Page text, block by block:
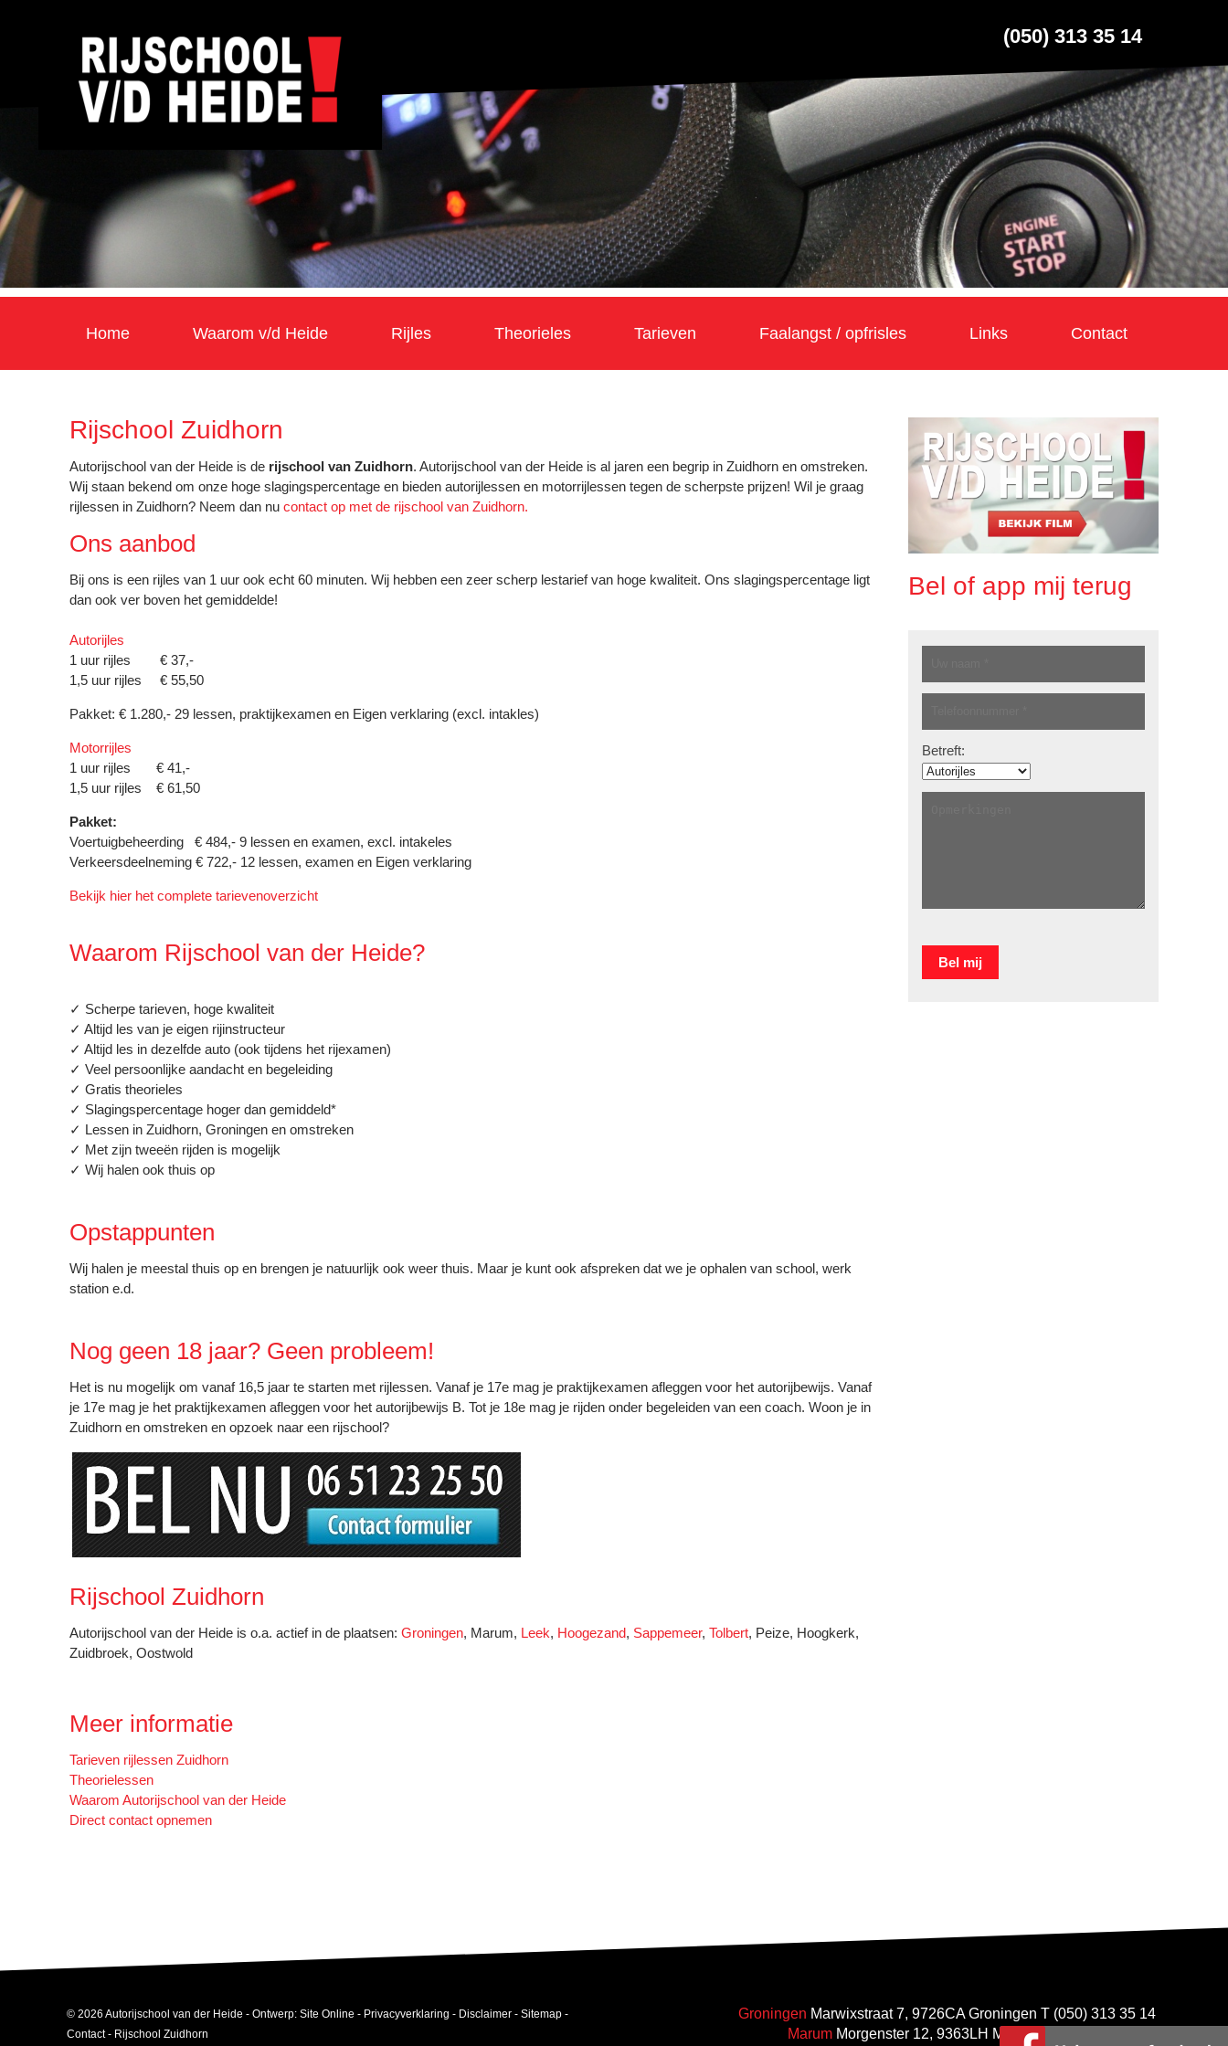
(050) 313 35 14
Home Waarom v/d Heide Rijles Theorieles Tarieven Faalangst / opfrisles Links Contact
Rijschool Zuidhorn
Autorijschool van der Heide is de rijschool van Zuidhorn. Autorijschool van der Heide is al jaren een begrip in Zuidhorn en omstreken.
Wij staan bekend om onze hoge slagingspercentage en bieden autorijlessen en motorrijlessen tegen de scherpste prijzen! Wil je graag
rijlessen in Zuidhorn? Neem dan nu contact op met de rijschool van Zuidhorn.
Ons aanbod
Bij ons is een rijles van 1 uur ook echt 60 minuten. Wij hebben een zeer scherp lestarief van hoge kwaliteit. Ons slagingspercentage ligt
dan ook ver boven het gemiddelde!
Autorijles
1 uur rijles € 37,-
1,5 uur rijles € 55,50
Pakket: € 1.280,- 29 lessen, praktijkexamen en Eigen verklaring (excl. intakles)
Motorrijles
1 uur rijles € 41,-
1,5 uur rijles € 61,50
Pakket:
Voertuigbeheerding € 484,- 9 lessen en examen, excl. intakeles
Verkeersdeelneming € 722,- 12 lessen, examen en Eigen verklaring
Bekijk hier het complete tarievenoverzicht
Waarom Rijschool van der Heide?
✓ Scherpe tarieven, hoge kwaliteit
✓ Altijd les van je eigen rijinstructeur
✓ Altijd les in dezelfde auto (ook tijdens het rijexamen)
✓ Veel persoonlijke aandacht en begeleiding
✓ Gratis theorieles
✓ Slagingspercentage hoger dan gemiddeld*
✓ Lessen in Zuidhorn, Groningen en omstreken
✓ Met zijn tweeën rijden is mogelijk
✓ Wij halen ook thuis op
Opstappunten
Wij halen je meestal thuis op en brengen je natuurlijk ook weer thuis. Maar je kunt ook afspreken dat we je ophalen van school, werk
station e.d.
Nog geen 18 jaar? Geen probleem!
Het is nu mogelijk om vanaf 16,5 jaar te starten met rijlessen. Vanaf je 17e mag je praktijkexamen afleggen voor het autorijbewijs. Vanaf
je 17e mag je het praktijkexamen afleggen voor het autorijbewijs B. Tot je 18e mag je rijden onder begeleiden van een coach. Woon je in
Zuidhorn en omstreken en opzoek naar een rijschool?
Rijschool Zuidhorn
Autorijschool van der Heide is o.a. actief in de plaatsen: Groningen, Marum, Leek, Hoogezand, Sappemeer, Tolbert, Peize, Hoogkerk,
Zuidbroek, Oostwold
Meer informatie
Tarieven rijlessen Zuidhorn
Theorielessen
Waarom Autorijschool van der Heide
Direct contact opnemen
Bel of app mij terug
Betreft:
© 2026 Autorijschool van der Heide - Ontwerp:Site Online - Privacyverklaring - Disclaimer -Sitemap -
Contact- Rijschool Zuidhorn
Groningen Marwixstraat 7, 9726CA Groningen T (050) 313 35 14
Marum Morgenster 12, 9363LH Marum T (0594) 64 40 84